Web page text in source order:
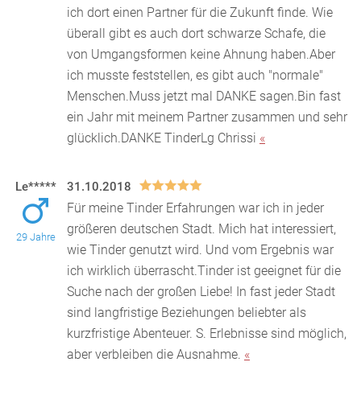
ich dort einen Partner für die Zukunft finde. Wie
überall gibt es auch dort schwarze Schafe, die
von Umgangsformen keine Ahnung haben.Aber
ich musste feststellen, es gibt auch "normale"
Menschen.Muss jetzt mal DANKE sagen.Bin fast
ein Jahr mit meinem Partner zusammen und sehr
glücklich.DANKE TinderLg Chrissi «
Le*****
29 Jahre
31.10.2018
Für meine Tinder Erfahrungen war ich in jeder
größeren deutschen Stadt. Mich hat interessiert,
wie Tinder genutzt wird. Und vom Ergebnis war
ich wirklich überrascht.Tinder ist geeignet für die
Suche nach der großen Liebe! In fast jeder Stadt
sind langfristige Beziehungen beliebter als
kurzfristige Abenteuer. S. Erlebnisse sind möglich,
aber verbleiben die Ausnahme. «